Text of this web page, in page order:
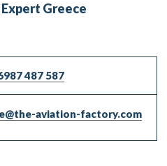
Greece
487 587
aviation-factory.com